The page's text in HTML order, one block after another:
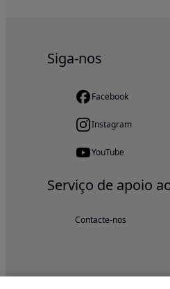
Siga-nos
Facebook
Instagram
YouTube
Serviço de apoio
Contacte-nos